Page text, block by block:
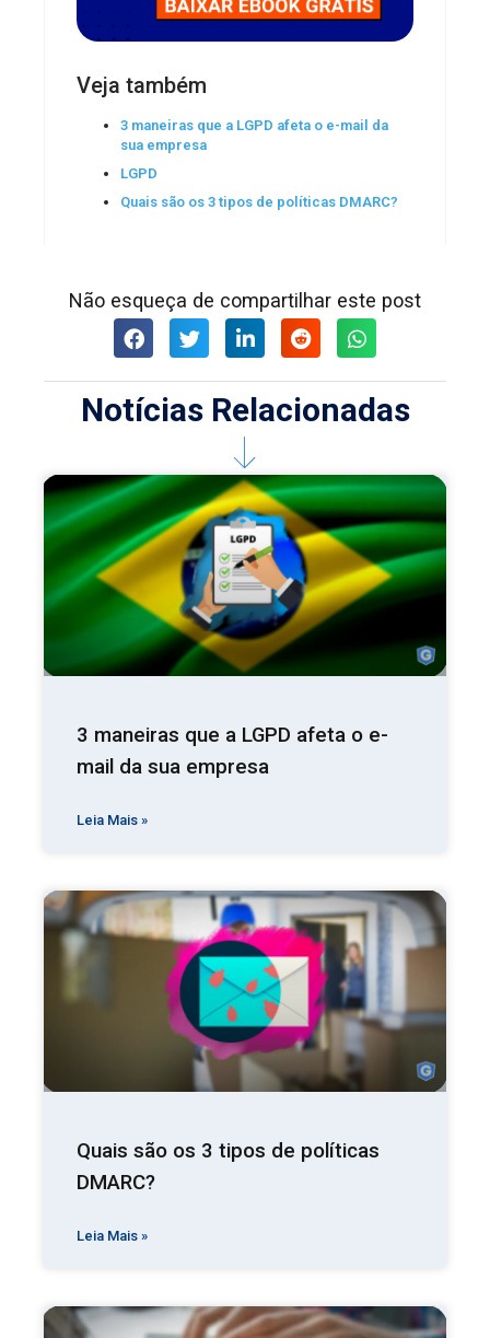
Veja também
3 maneiras que a LGPD afeta o e-mail da
sua empresa
LGPD
Quais são os 3 tipos de políticas DMARC?
Não esqueça de compartilhar este post
Notícias Relacionadas
3 maneiras que a LGPD afeta o e-
mail da sua empresa
Leia Mais »
Quais são os 3 tipos de políticas
DMARC?
Leia Mais »